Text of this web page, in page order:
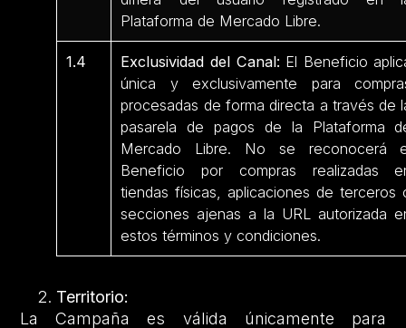
Plataforma de Mercado Libre.
1.4 Exclusividad del Canal: El Beneficio
única y exclusivamente para
procesadas de forma directa a través de
pasarela de pagos de la Plataforma
Mercado Libre. No se reconocerá
Beneficio por compras realizadas
tiendas físicas, aplicaciones de terceros
secciones ajenas a la URL autorizada
estos términos y condiciones.
Territorio:
La Campaña es válida únicamente para